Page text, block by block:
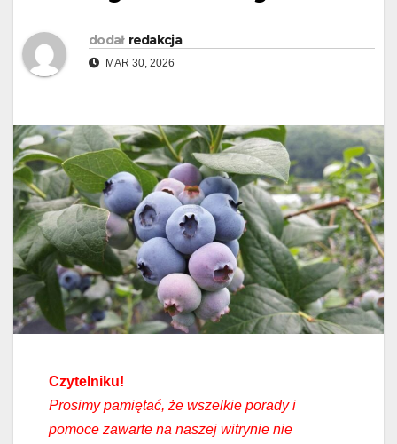
dodał redakcja
MAR 30, 2026
Czytelniku!
Prosimy pamiętać, że wszelkie porady i
pomoce zawarte na naszej witrynie nie